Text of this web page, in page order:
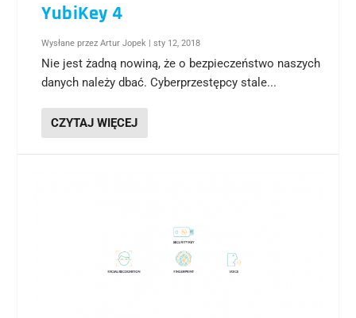
YubiKey 4
Wysłane przezArtur Jopek |sty 12, 2018
Nie jest żadną nowiną, że o bezpieczeństwo naszych
danych należy dbać. Cyberprzestępcy stale...
CZYTAJ WIĘCEJ